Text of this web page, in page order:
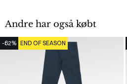
Andre har også købt
-62% END OF SEASON